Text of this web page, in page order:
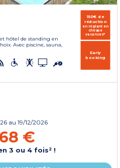
hôtel de standing en
Avec piscine, sauna,
150€ de
réduction
en réglant en
chèque
vacances*
Early
booking
au 19/12/2026
€
3 ou 4 fois² !